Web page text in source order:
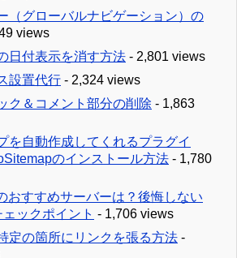
（グローバルナビゲーション）の
views
日付表示を消す方法 - 2,801 views
設置代行 - 2,324 views
ク＆コメント部分の削除 - 1,863
を自動作成してくれるプラグイ
のインストール方法 - 1,780
おすすめサーバーは？後悔しない
ックポイント - 1,706 views
定の箇所にリンクを張る方法 -